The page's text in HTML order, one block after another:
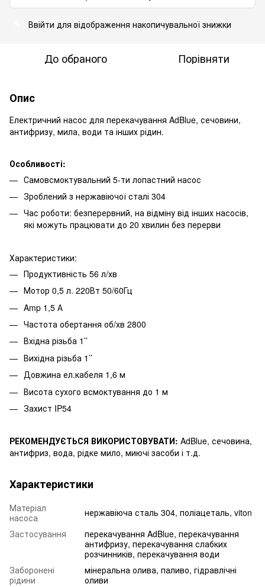
Ввійти для відображення накопичувальної знижки
До обраного Порівняти
Опис
Електричний насос для перекачування AdBlue, сечовини,
антифризу, мила, води та інших рідин.
Особливості:
Самовсмоктувальний 5-ти лопастний насос
Зроблений з нержавіючої сталі 304
Час роботи: безперервний, на відміну від інших насосів,
які можуть працювати до 20 хвилин без перерви
Характеристики:
Продуктивність 56 л/хв
Мотор 0,5 л. 220Вт 50/60Гц
Amp 1,5 А
Частота обертання об/хв 2800
Вхідна різьба 1’’
Вихідна різьба 1’’
Довжина ел.кабеля 1,6 м
Висота сухого всмоктування до 1 м
Захист IP54
РЕКОМЕНДУЄТЬСЯ ВИКОРИСТОВУВАТИ: AdBlue, сечовина,
антифриз, вода, рідке мило, миючі засоби і т.д.
Характеристики
Матеріал
насоса
нержавіюча сталь 304, поліацеталь, viton
Застосування
перекачування AdBlue, перекачування
антифризу, перекачування слабких
розчинників, перекачування води
Заборонені
рідини
мінеральна олива, паливо, гідравлічні
оливи